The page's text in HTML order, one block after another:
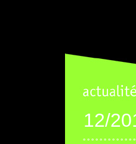
12/
° ° ° ° ° ° ° ° ° ° ° °